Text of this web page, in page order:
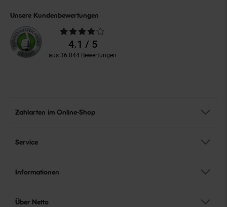
Unsere Kundenbewertungen
Durchschnittliche
Bewertungen4.1 / 5
aus 36.044 Bewertungen
Zahlarten im Online-Shop
Service
Informationen
Über Netto